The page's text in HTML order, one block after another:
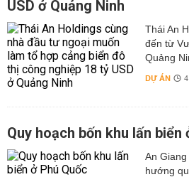
USD ở Quảng Ninh
Thái An
đến từ
Quảng
DỰ ÁN
Quy hoạch bốn khu lấn biển
An
hướng